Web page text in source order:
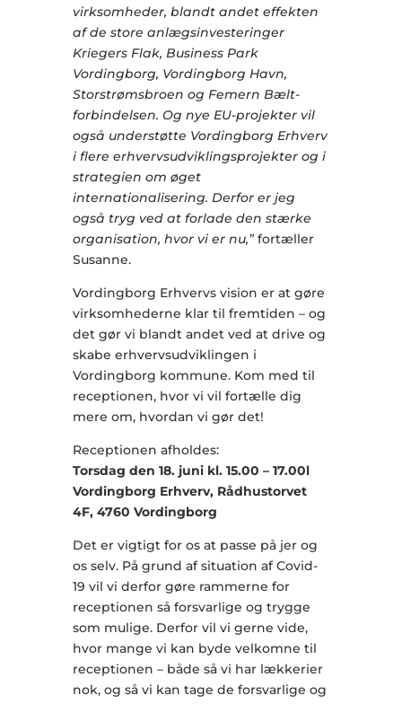
virksomheder, blandt andet effekten
af de store anlægsinvesteringer
Kriegers Flak, Business Park
Vordingborg, Vordingborg Havn,
Storstrømsbroen og Femern Bælt-
forbindelsen. Og nye EU-projekter vil
også understøtte Vordingborg Erhverv
i flere erhvervsudviklingsprojekter og i
strategien om øget
internationalisering. Derfor er jeg
også tryg ved at forlade den stærke
organisation, hvor vi er nu,”fortæller
Susanne.
Vordingborg Erhvervs vision er at gøre
virksomhederne klar til fremtiden – og
det gør vi blandt andet ved at drive og
skabe erhvervsudviklingen i
Vordingborg kommune. Kom med til
receptionen, hvor vi vil fortælle dig
mere om, hvordan vi gør det!
Receptionen afholdes:
Torsdag den 18. juni kl. 15.00 – 17.00l
Vordingborg Erhverv, Rådhustorvet
4F, 4760 Vordingborg
Det er vigtigt for os at passe på jer og
os selv. På grund af situation af Covid-
19 vil vi derfor gøre rammerne for
receptionen så forsvarlige og trygge
som mulige. Derfor vil vi gerne vide,
hvor mange vi kan byde velkomne til
receptionen – både så vi har lækkerier
nok, og så vi kan tage de forsvarlige og